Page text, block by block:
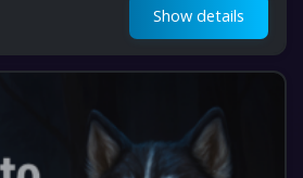
Show details